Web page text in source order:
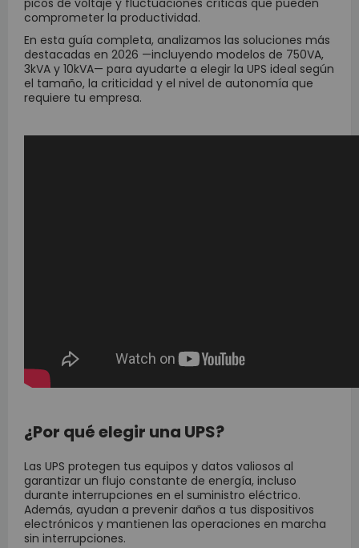
picos de voltaje y fluctuaciones críticas que pueden
comprometer la productividad.
En esta guía completa, analizamos las soluciones más
destacadas en 2026 —incluyendo modelos de 750VA,
3kVA y 10kVA— para ayudarte a elegir la UPS ideal según
el tamaño, la criticidad y el nivel de autonomía que
requiere tu empresa.
¿Por qué elegir una UPS?
Las UPS protegen tus equipos y datos valiosos al
garantizar un flujo constante de energía, incluso
durante interrupciones en el suministro eléctrico.
Además, ayudan a prevenir daños a tus dispositivos
electrónicos y mantienen las operaciones en marcha
sin interrupciones.